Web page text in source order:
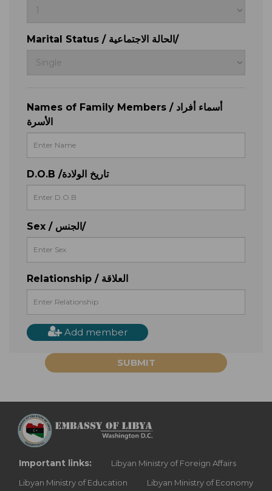
Marital Status / الحالة الاجتماعية/
Names of Family Members / أسماء أفراد
الأسرة
D.O.B /تاريخ الولادة
Sex / الجنس/
Relationship / العلاقة
Add member
SUBMIT
Important links:
Libyan Ministry of Foreign Affairs
Libyan Ministry of Education
Libyan Ministry of Economy